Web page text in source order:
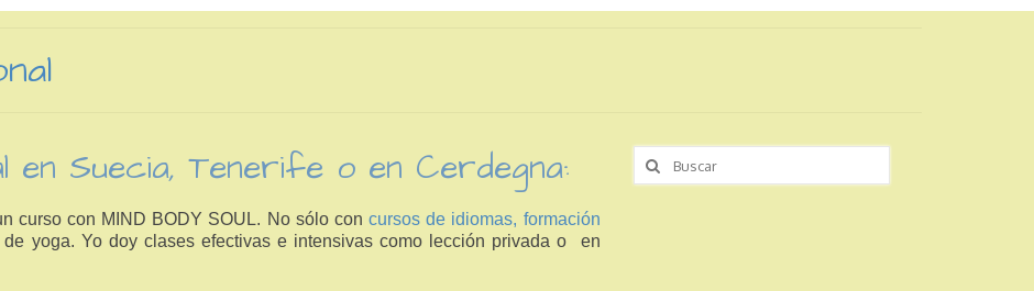
en Suecia, Tenerife o en Cerdegna:
curso con MIND BODY SOUL. No sólo concursos de idiomas, formación
de yoga. Yo doy clases efectivas e intensivas como lección privada o en
Buscar
por: